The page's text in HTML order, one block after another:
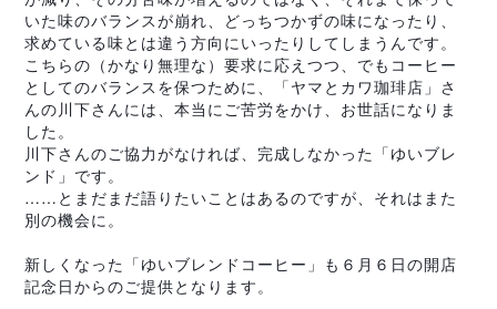
いた味のバランスが崩れ、どっちつかずの味になったり、
求めている味とは違う方向にいったりしてしまうんです。
こちらの（かなり無理な）要求に応えつつ、でもコーヒー
としてのバランスを保つために、
「ヤマとカワ珈琲店」さ
んの川下さんには、本当にご苦労をかけ、お世話になりま
した。
川下さんのご協力がなければ、完成しなかった「ゆいブレ
ンド」です。
……とまだまだ語りたいことはあるのですが、それはまた
別の機会に。
新しくなった「ゆいブレンドコーヒー」も６月６日の開店
記念日からのご提供となります。